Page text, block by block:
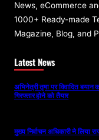
News, eCommerce
1000+ Ready-made
Magazine, Blog, and
Latest News
अभिनेत्री तृषा पर विवादित
गिरफ्तार होने को तैयार
मुख्य निर्वाचन अधिकारी ने